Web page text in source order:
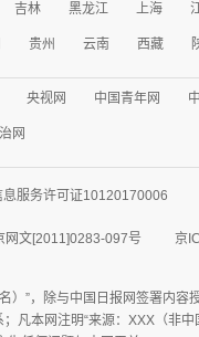
吉林 黑龙江 上海
贵州 云南 西藏
央视网 中国青年网
网
息服务许可证10120170006
网文[2011]0283-097号 京
）”，除与中国日报网签署内
凡本网注明“来源：XXX（非